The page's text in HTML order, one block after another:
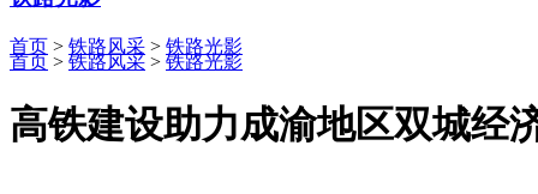
首页 > 铁路风采 > 铁路光影
首页 > 铁路风采 > 铁路光影
高铁建设助力成渝地区双城经